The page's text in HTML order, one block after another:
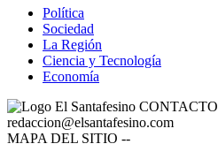
Política
Sociedad
La Región
Ciencia y Tecnología
Economía
CONTACTO
redaccion@elsantafesino.com
MAPA DEL SITIO --